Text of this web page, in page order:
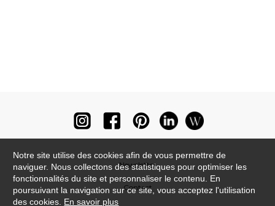
Newsletter
Contact
Notre site utilise des cookies afin de vous permettre de
naviguer. Nous collectons des statistiques pour optimiser les
fonctionnalités du site et personnaliser le contenu. En
poursuivant la navigation sur ce site, vous acceptez l'utilisation
des cookies. En savoir plus